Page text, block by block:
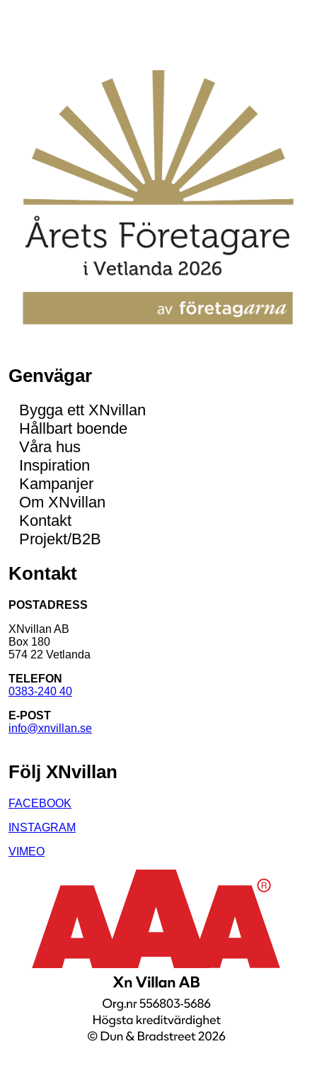
Genvägar
Bygga ett XNvillan
Hållbart boende
Våra hus
Inspiration
Kampanjer
Om XNvillan
Kontakt
Projekt/B2B
Kontakt
POSTADRESS
XNvillan AB
Box 180
574 22 Vetlanda
TELEFON
0383-240 40
E-POST
info@xnvillan.se
Följ XNvillan
FACEBOOK
INSTAGRAM
VIMEO